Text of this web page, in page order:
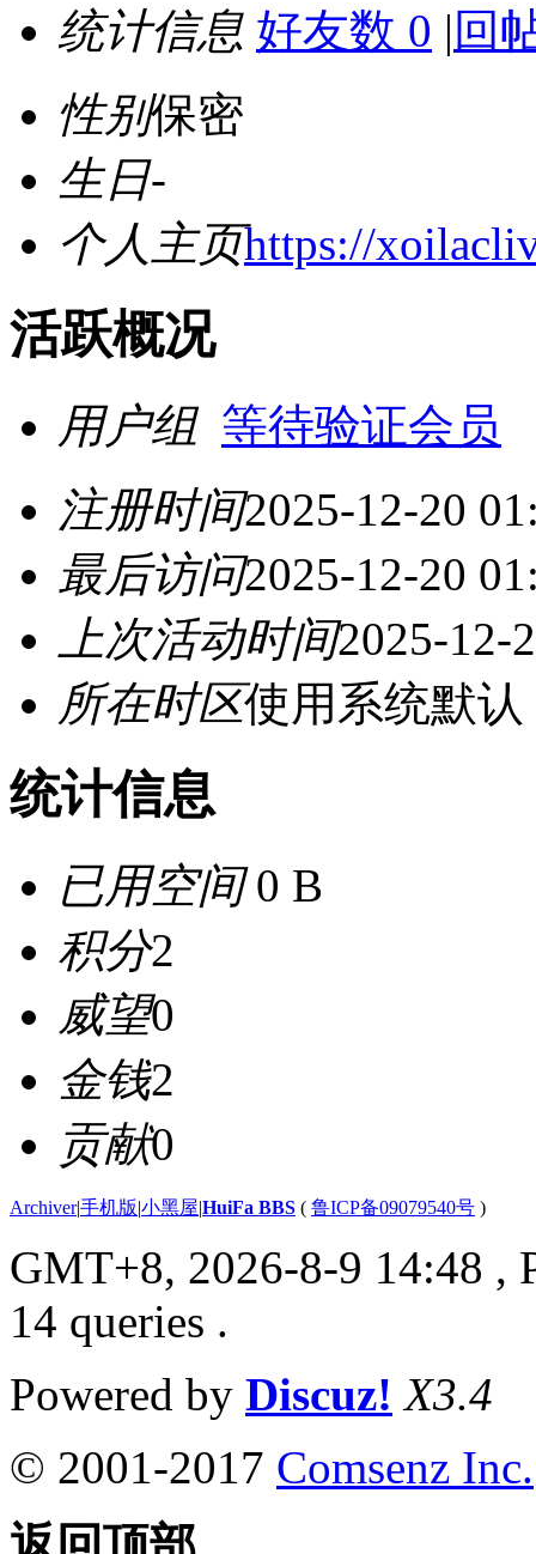
统计信息 好友数 0 | 回
性别保密
生日-
个人主页https://
活跃概况
用户组 等待验证会员
注册时间2025-12-20
最后访问2025-12-20
上次活动时间2025-12-
所在时区使用系统默认
统计信息
已用空间0 B
积分2
威望0
金钱2
贡献0
Archiver|手机版|小黑屋|HuiFa BBS ( 鲁ICP备09079540号 )
GMT+8, 2026-8-9 14:48 ,
14 queries .
Powered by Discuz! X3.4
© 2001-2017 Comsenz Inc.